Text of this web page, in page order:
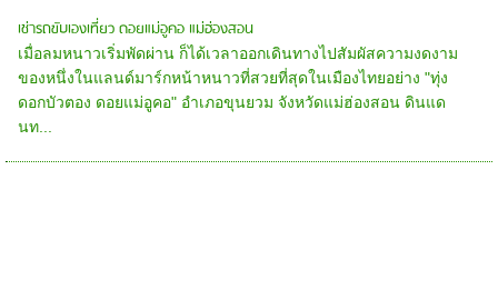
เช่ารถขับเองเที่ยว ดอยแม่อูคอ แม่ฮ่องสอน
เมื่อลมหนาวเริ่มพัดผ่าน ก็ได้เวลาออกเดินทางไปสัมผัสความงดงาม
ของหนึ่งในแลนด์มาร์กหน้าหนาวที่สวยที่สุดในเมืองไทยอย่าง "ทุ่ง
ดอกบัวตอง ดอยแม่อูคอ" อำเภอขุนยวม จังหวัดแม่ฮ่องสอน ดินแด
นท...